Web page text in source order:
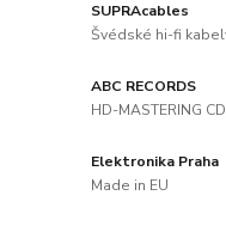
SUPRAcables
Švédské hi-fi
ABC RECORDS
HD-MASTERING CD
Elektronika Praha
Made in EU